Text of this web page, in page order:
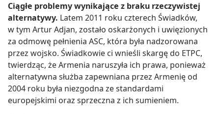
Ciągłe problemy wynikające z braku rzeczywistej
alternatywy. Latem 2011 roku czterech Świadków,
w tym Artur Adjan, zostało oskarżonych i uwięzionych
za odmowę pełnienia ASC, która była nadzorowana
przez wojsko. Świadkowie ci wnieśli skargę do ETPC,
twierdząc, że Armenia naruszyła ich prawa, ponieważ
alternatywna służba zapewniana przez Armenię od
2004 roku była niezgodna ze standardami
europejskimi oraz sprzeczna z ich sumieniem.